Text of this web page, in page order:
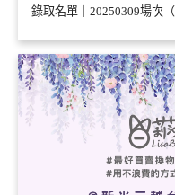
錄取名單｜20250309場次